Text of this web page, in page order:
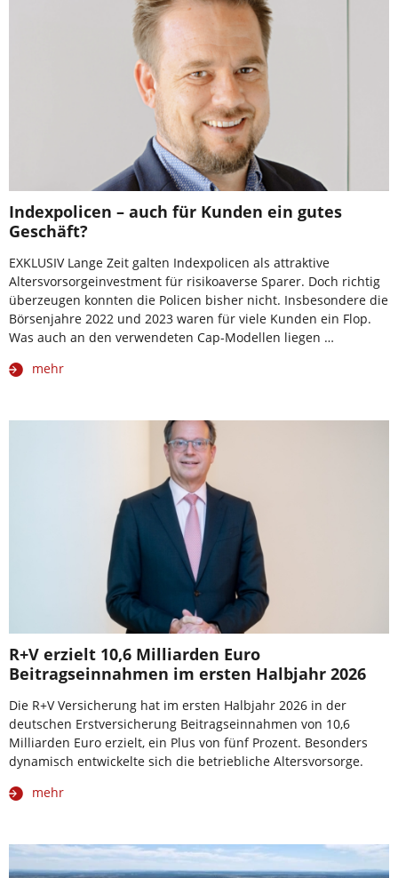
Indexpolicen – auch für Kunden ein gutes
Geschäft?
EXKLUSIV Lange Zeit galten Indexpolicen als attraktive
Altersvorsorgeinvestment für risikoaverse Sparer. Doch richtig
überzeugen konnten die Policen bisher nicht. Insbesondere die
Börsenjahre 2022 und 2023 waren für viele Kunden ein Flop.
Was auch an den verwendeten Cap-Modellen liegen …
mehr
R+V erzielt 10,6 Milliarden Euro
Beitragseinnahmen im ersten Halbjahr 2026
Die R+V Versicherung hat im ersten Halbjahr 2026 in der
deutschen Erstversicherung Beitragseinnahmen von 10,6
Milliarden Euro erzielt, ein Plus von fünf Prozent. Besonders
dynamisch entwickelte sich die betriebliche Altersvorsorge.
mehr